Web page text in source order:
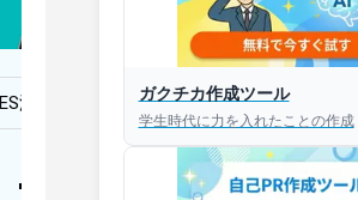
ES添削・面接対策アプリ【無料】
30秒以内にあなたのESを添削
ガクチカ作成ツール
学生時代に力を入れたことの作成